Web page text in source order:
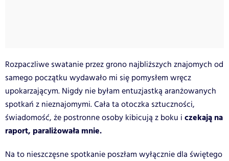
Rozpaczliwe swatanie przez grono najbliższych znajomych od
samego początku wydawało mi się pomysłem wręcz
upokarzającym. Nigdy nie byłam entuzjastką aranżowanych
spotkań z nieznajomymi. Cała ta otoczka sztuczności,
świadomość, że postronne osoby kibicują z boku i czekają na
raport, paraliżowała mnie.
Na to nieszczęsne spotkanie poszłam wyłącznie dla świętego